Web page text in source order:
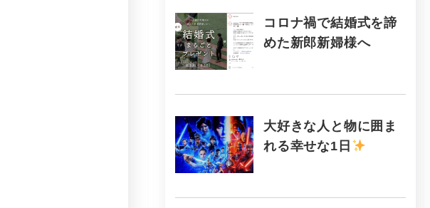
コロナ禍で結婚式を諦
めた新郎新婦様へ
大好きな人と物に囲ま
れる幸せな1日